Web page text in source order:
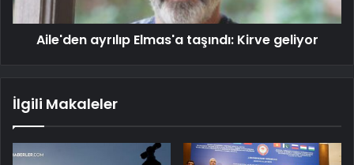
Aile'den ayrılıp Elmas'a taşındı: Kirve geliyor
İlgili Makaleler